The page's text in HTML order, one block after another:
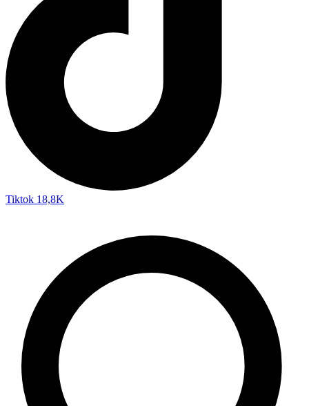
Tiktok 18,8K